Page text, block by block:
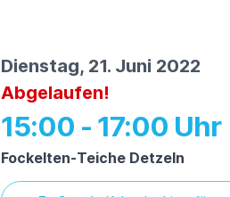
Dienstag, 21. Juni 2022
Abgelaufen!
15:00 - 17:00
Fockelten-Teiche Detzeln